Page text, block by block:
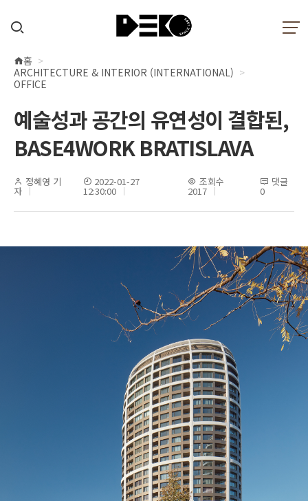
현
재
치
홈
ARCHITECTURE & INTERIOR (INTERNATIONAL)
OFFICE
예술성과 공간의 유연성이 결합된,
BASE4WORK BRATISLAVA
정혜영 기
자
2022-01-27
12:30:00
조회수
2017
댓글
0